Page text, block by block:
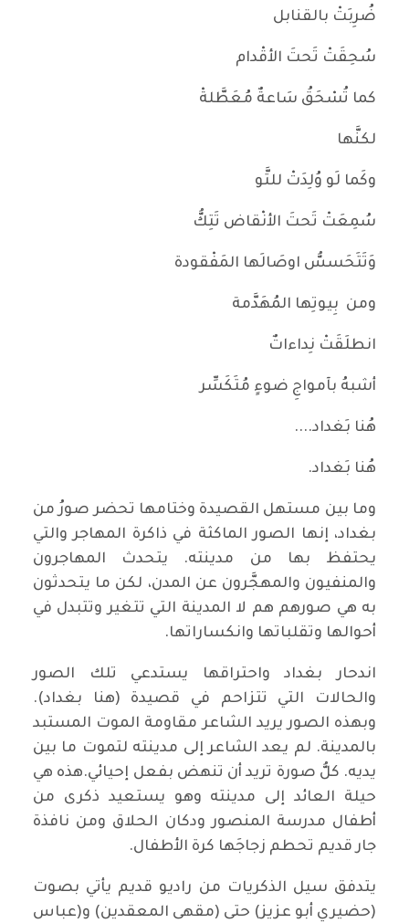
ضُرِبَتْ بالقنابل
سُحِقَتْ تَحتَ الأقْدام
كما تُسْحَقُ سَاعةٌ مُعَطَّلةْ
لكنَّها
وكَما لَو وُلِدَتْ للتَّو
سُمِعَتْ تَحتَ الأنْقاض تَتِكُّ
وَتَتَحَسسُّ اوصَالَها المَفْقودة
ومن بِيوتِها المُهَدَّمة
انطلَقَتْ نِداءاتٌ
أشبهُ بآمواجِ ضوءٍ مُتَكَسِّر
هُنا بَغداد....
هُنا بَغداد.
وما بين مستهل القصيدة وختامها تحضر صورُ من
بغداد، إنها الصور الماكثة في ذاكرة المهاجر والتي
يحتفظ بها من مدينته. يتحدث المهاجرون
والمنفيون والمهجَّرون عن المدن، لكن ما يتحدثون
به هي صورهم هم لا المدينة التي تتغير وتتبدل في
أحوالها وتقلباتها وانكساراتها.
اندحار بغداد واحتراقها يستدعي تلك الصور
والحالات التي تتزاحم في قصيدة (هنا بغداد).
وبهذه الصور يريد الشاعر مقاومة الموت المستبد
بالمدينة. لم يعد الشاعر إلى مدينته لتموت ما بين
يديه. كلُّ صورة تريد أن تنهض بفعل إحيائي.هذه هي
حيلة العائد إلى مدينته وهو يستعيد ذكرى من
أطفال مدرسة المنصور ودكان الحلاق ومن نافذة
جار قديم تحطم زجاجَها كرة الأطفال.
يتدفق سيل الذكريات من راديو قديم يأتي بصوت
(حضيري أبو عزيز) حتى (مقهى المعقدين) و(عباس